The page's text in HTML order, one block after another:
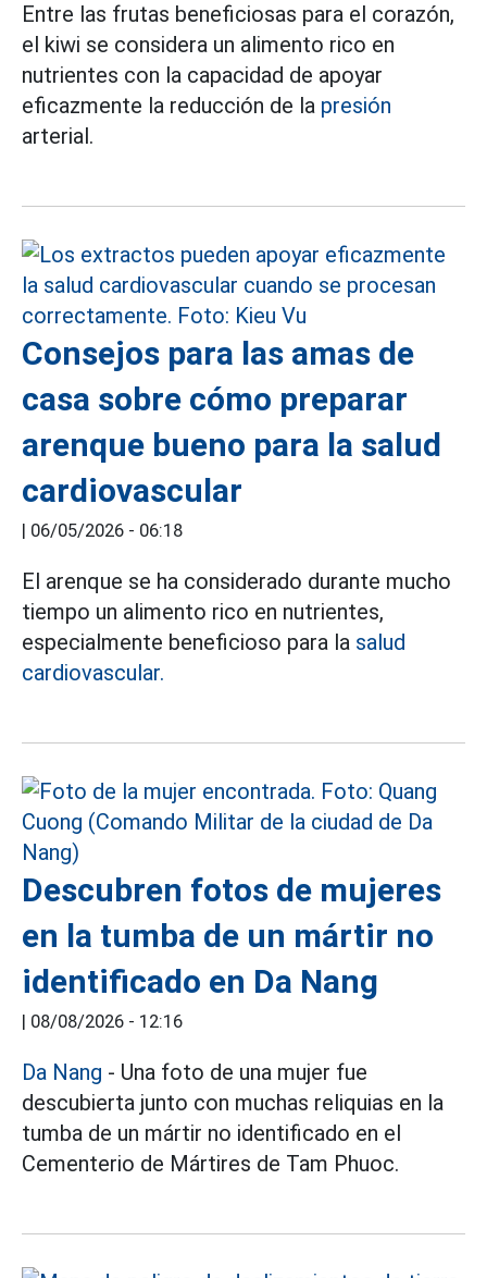
Entre las frutas beneficiosas para el corazón,
el kiwi se considera un alimento rico en
nutrientes con la capacidad de apoyar
eficazmente la reducción de la presión
arterial.
Consejos para las amas de
casa sobre cómo preparar
arenque bueno para la salud
cardiovascular
| 06/05/2026 - 06:18
El arenque se ha considerado durante mucho
tiempo un alimento rico en nutrientes,
especialmente beneficioso para la salud
cardiovascular.
Descubren fotos de mujeres
en la tumba de un mártir no
identificado en Da Nang
| 08/08/2026 - 12:16
Da Nang - Una foto de una mujer fue
descubierta junto con muchas reliquias en la
tumba de un mártir no identificado en el
Cementerio de Mártires de Tam Phuoc.